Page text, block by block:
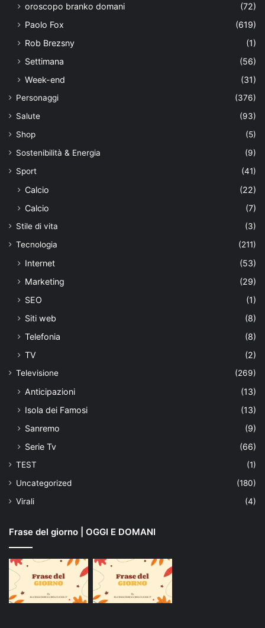
oroscopo branko domani
(72)
Paolo Fox
(619)
Rob Brezsny
(1)
Settimana
(56)
Week-end
(31)
Personaggi
(376)
Salute
(93)
Shop
(5)
Sostenibilità & Energia
(9)
Sport
(41)
Calcio
(22)
Calcio
(7)
Stile di vita
(3)
Tecnologia
(211)
Internet
(53)
Marketing
(29)
SEO
(1)
Siti web
(8)
Telefonia
(8)
TV
(2)
Televisione (269)
Anticipazioni
(13)
Isola dei Famosi
(13)
Sanremo
(9)
Serie Tv
(66)
TEST
(1)
Uncategorized
(180)
Virali
(4)
Frase del giorno | OGGI E DOMANI